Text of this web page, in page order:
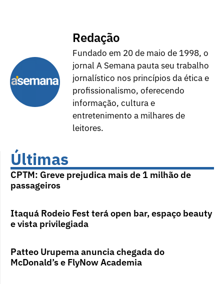
Redação
Fundado em 20 de maio de 1998, o
jornal A Semana pauta seu trabalho
jornalístico nos princípios da ética e
profissionalismo, oferecendo
informação, cultura e
entretenimento a milhares de
leitores.
Últimas
CPTM: Greve prejudica mais de 1 milhão de
passageiros
Itaquá Rodeio Fest terá open bar, espaço beauty
e vista privilegiada
Patteo Urupema anuncia chegada do
McDonald’s e FlyNow Academia